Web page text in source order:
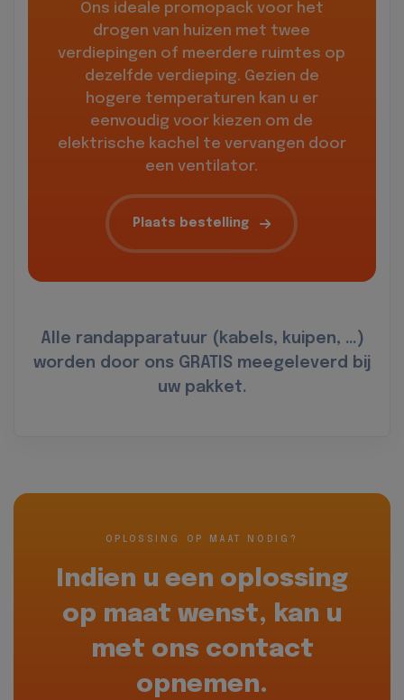
Ons ideale promopack voor het
drogen van huizen met twee
verdiepingen of meerdere ruimtes op
dezelfde verdieping. Gezien de
hogere temperaturen kan u er
eenvoudig voor kiezen om de
elektrische kachel te vervangen door
een ventilator.
Plaats bestelling
Alle randapparatuur (kabels, kuipen, …)
worden door ons GRATIS meegeleverd bij
uw pakket.
OPLOSSING OP MAAT NODIG?
Indien u een oplossing
op maat wenst, kan u
met ons contact
opnemen.